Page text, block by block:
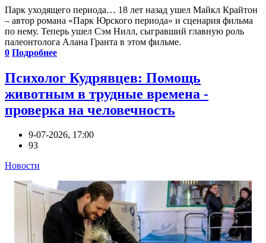
Парк уходящего периода… 18 лет назад ушел Майкл Крайтон
– автор романа «Парк Юрского периода» и сценария фильма
по нему. Теперь ушел Сэм Нилл, сыгравший главную роль
палеонтолога Алана Гранта в этом фильме.
0 Подробнее
Психолог Кудрявцев: Помощь
животным в трудные времена -
проверка на человечность
9-07-2026, 17:00
93
Новости